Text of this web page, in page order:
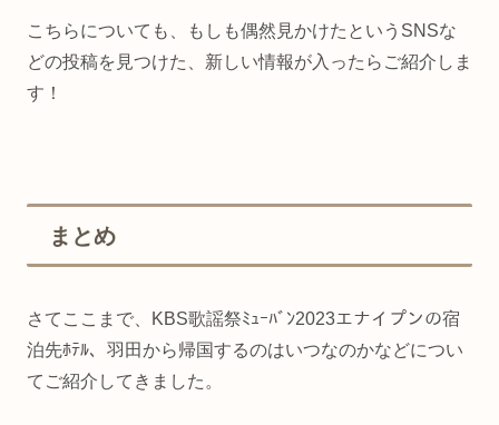
こちらについても、もしも偶然見かけたというSNSな
どの投稿を見つけた、新しい情報が入ったらご紹介しま
す！
まとめ
さてここまで、KBS歌謡祭ﾐｭｰﾊﾞﾝ2023エナイプンの宿
泊先ﾎﾃﾙ、羽田から帰国するのはいつなのかなどについ
てご紹介してきました。